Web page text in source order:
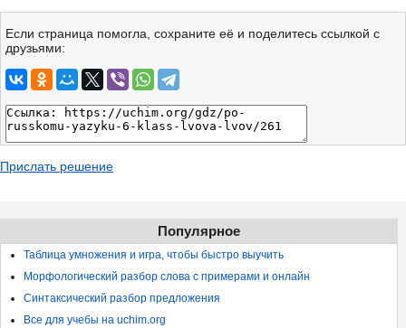
Если страница помогла, сохраните её и поделитесь ссылкой с
друзьями:
Прислать решение
Популярное
Таблица умножения и игра, чтобы быстро выучить
Морфологический разбор слова с примерами и онлайн
Синтаксический разбор предложения
Все для учебы на uchim.org